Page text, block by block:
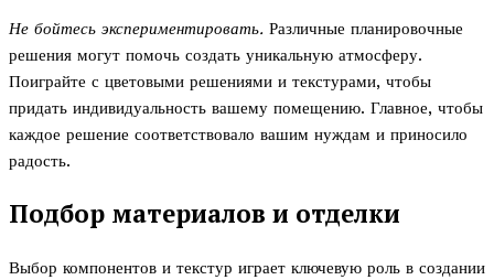
Не бойтесь экспериментировать. Различные планировочные
решения могут помочь создать уникальную атмосферу.
Поиграйте с цветовыми решениями и текстурами, чтобы
придать индивидуальность вашему помещению. Главное, чтобы
каждое решение соответствовало вашим нуждам и приносило
радость.
Подбор материалов и отделки
Выбор компонентов и текстур играет ключевую роль в создании